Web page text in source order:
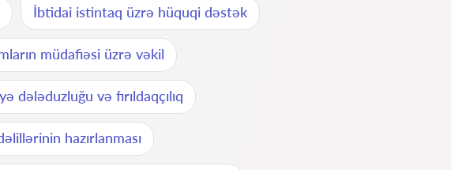
İbtidai istintaq üzrə hüquqi dəstək
müdafiəsi üzrə vəkil
dələduzluğu və fırıldaqçılıq
hazırlanması